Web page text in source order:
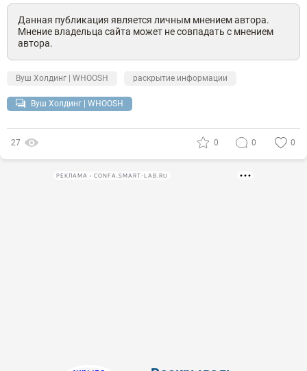
Данная публикация является личным мнением автора.
Мнение владельца сайта может не совпадать с мнением
автора.
Вуш Холдинг | WHOOSH раскрытие информации
Вуш Холдинг | WHOOSH
27 0 0 0
РЕКЛАМА • CONFA.SMART-LAB.RU